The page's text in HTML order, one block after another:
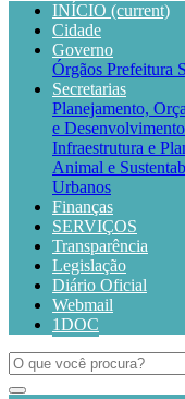
INÍCIO (current)
Cidade
Governo
Órgãos Prefeitura
Secretarias
Planejamento,
e
Infraestrutura e
Animal e
Urbanos
Finanças
SERVIÇOS
Transparência
Legislação
Diário Oficial
Webmail
1DOC